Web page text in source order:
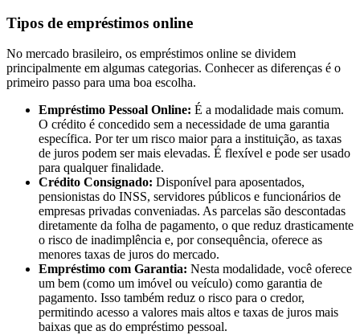
Tipos de empréstimos online
No mercado brasileiro, os empréstimos online se dividem
principalmente em algumas categorias. Conhecer as diferenças é o
primeiro passo para uma boa escolha.
Empréstimo Pessoal Online: É a modalidade mais comum.
O crédito é concedido sem a necessidade de uma garantia
específica. Por ter um risco maior para a instituição, as taxas
de juros podem ser mais elevadas. É flexível e pode ser usado
para qualquer finalidade.
Crédito Consignado: Disponível para aposentados,
pensionistas do INSS, servidores públicos e funcionários de
empresas privadas conveniadas. As parcelas são descontadas
diretamente da folha de pagamento, o que reduz drasticamente
o risco de inadimplência e, por consequência, oferece as
menores taxas de juros do mercado.
Empréstimo com Garantia: Nesta modalidade, você oferece
um bem (como um imóvel ou veículo) como garantia de
pagamento. Isso também reduz o risco para o credor,
permitindo acesso a valores mais altos e taxas de juros mais
baixas que as do empréstimo pessoal.